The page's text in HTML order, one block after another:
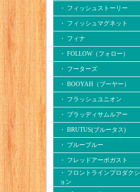
・ フィッシュストーリー
・ フィッシュマグネット
・ フィナ
・ FOLLOW（フォロー）
・ フーターズ
・ BOOYAH（ブーヤー）
・ フラッシュユニオン
・ ブラッディサムルアー
・ BRUTUS(ブルータス)
・ ブルーブルー
・ フレッドアーボガスト
・ フロントラインプロダクシ
ョン